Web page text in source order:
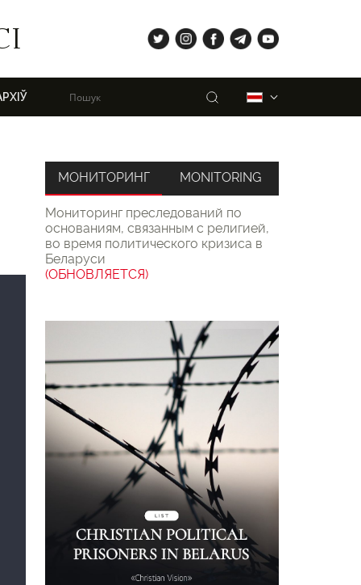
Пошук
tw ig fb tg yt
МОНИТОРИНГ
Мониторинг преследований по
основаниям, связанным с религией,
во время политического кризиса в
Беларуси
(ОБНОВЛЯЕТСЯ)
MONITORING